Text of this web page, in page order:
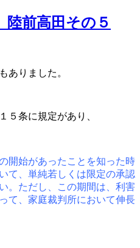
前高田その５
ありました。
５条に規定があり、
開始があったことを知った時
て、単純若しくは限定の承認
。ただし、この期間は、利害
て、家庭裁判所において伸長